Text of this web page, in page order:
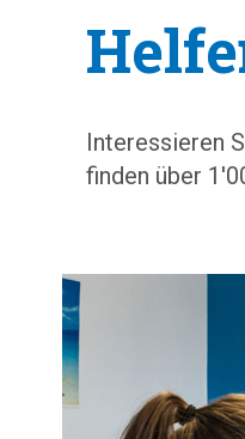
Interessieren
finden über